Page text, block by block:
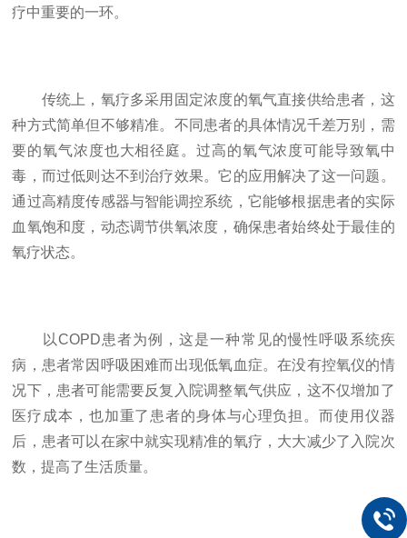
疗中重要的一环。
传统上，氧疗多采用固定浓度的氧气直接供给患者，这
种方式简单但不够精准。不同患者的具体情况千差万别，需
要的氧气浓度也大相径庭。过高的氧气浓度可能导致氧中
毒，而过低则达不到治疗效果。它的应用解决了这一问题。
通过高精度传感器与智能调控系统，它能够根据患者的实际
血氧饱和度，动态调节供氧浓度，确保患者始终处于最佳的
氧疗状态。
以COPD患者为例，这是一种常见的慢性呼吸系统疾
病，患者常因呼吸困难而出现低氧血症。在没有控氧仪的情
况下，患者可能需要反复入院调整氧气供应，这不仅增加了
医疗成本，也加重了患者的身体与心理负担。而使用仪器
后，患者可以在家中就实现精准的氧疗，大大减少了入院次
数，提高了生活质量。